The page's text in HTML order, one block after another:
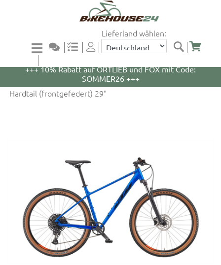
Lieferland wählen:
+++ 5% Rabatt auf WOOM Bikes und Zubehör mit
+++ 10% Rabatt auf ORTLIEB und FOX mit Code:
SOMMER26 +++
Hardtail (frontgefedert) 29"